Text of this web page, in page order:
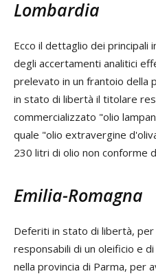
Lombardia
Ecco il dettaglio dei
degli accertamenti analitici
prelevato in un frantoio della
in stato di libertà il titolare
commercializzato "olio
quale "olio extravergine
230 litri di olio non conforme
Emilia-Romagna
Deferiti in stato di libertà,
responsabili di un oleificio e
nella provincia di Parma, per